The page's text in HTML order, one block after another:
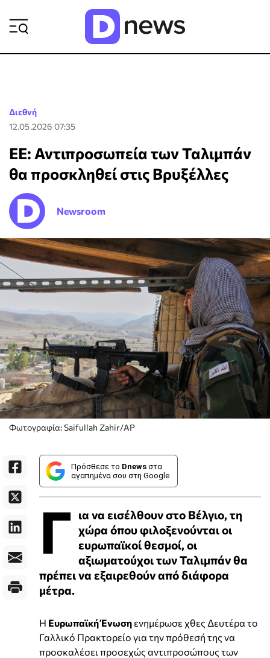
Διεθνή
12.05.2026 07:35
ΕΕ: Αντιπροσωπεία των Ταλιμπάν
θα προσκληθεί στις Βρυξέλλες
Newsroom
Φωτογραφία: Saifullah Zahir/ΑP
Πρόσθεσε το Dnews στα
αγαπημένα σου στη Google
Γ ια να εισέλθουν στο Βέλγιο, τη
χώρα όπου φιλοξενούνται οι
ευρωπαϊκοί θεσμοί, οι
αξιωματούχοι των Ταλιμπάν θα
πρέπει να εξαιρεθούν από διάφορα
μέτρα.
Η Ευρωπαϊκή Ένωση ενημέρωσε χθες Δευτέρα το
Γαλλικό Πρακτορείο για την πρόθεσή της να
προσκαλέσει προσεχώς αντιπροσώπους των